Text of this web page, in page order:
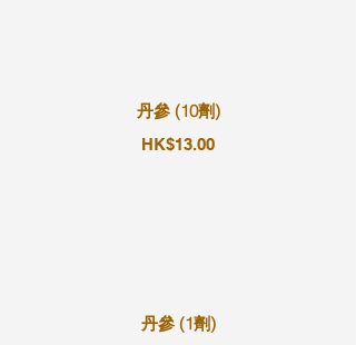
丹參 (10劑)
HK$13.00
丹參 (1劑)